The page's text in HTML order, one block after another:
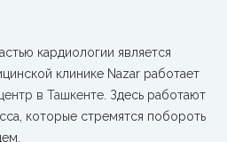
кардиологии является
клинике Nazar работает
в Ташкенте. Здесь работают
которые стремятся побороть